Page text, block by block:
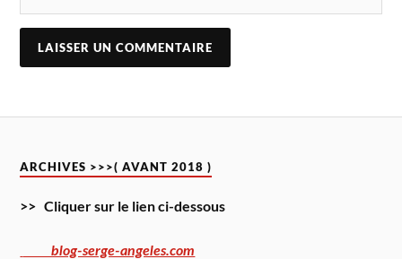
ARCHIVES >>>( AVANT 2018 )
>> Cliquer sur le lien ci-dessous
blog-serge-angeles.com